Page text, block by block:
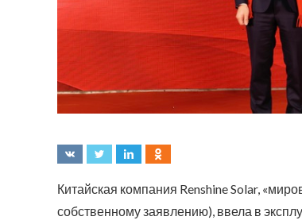
Китайская компания Renshine Solar,
собственному заявлению), ввела в